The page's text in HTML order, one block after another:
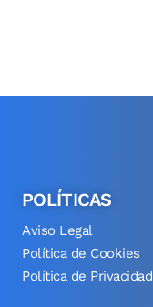
POLÍTICAS
Aviso Legal
Política de Cookies
Política de Privacidad